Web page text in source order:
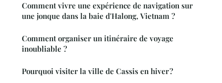
Comment vivre une expérience de navigation sur
une jonque dans la baie d'Halong, Vietnam ?
Comment organiser un itinéraire de voyage
inoubliable ?
Pourquoi visiter la ville de Cassis en hiver ?